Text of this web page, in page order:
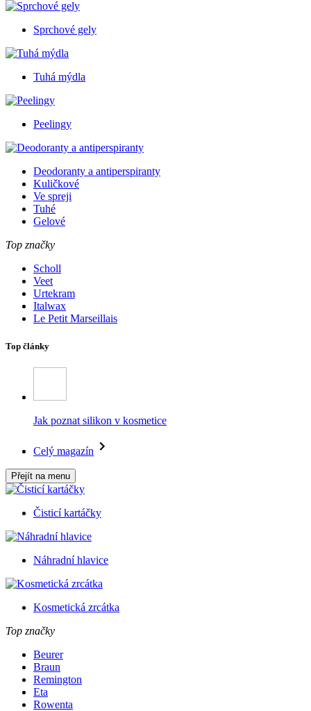
Sprchové gely
Tuhá mýdla
Peelingy
Deodoranty a antiperspiranty
Kuličkové
Ve spreji
Tuhé
Gelové
Top značky
Scholl
Veet
Urtekram
Italwax
Le Petit Marseillais
Top články
Jak poznat silikon v kosmetice
Celý magazín
Přejít na menu
Čisticí kartáčky
Náhradní hlavice
Kosmetická zrcátka
Top značky
Beurer
Braun
Remington
Eta
Rowenta